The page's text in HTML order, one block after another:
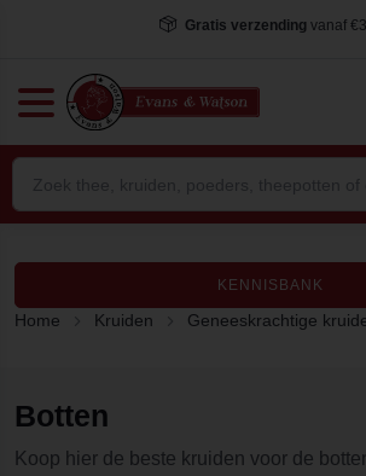
Gratis verzending vanaf
KENNISBANK
Home Kruiden Geneeskrachtige
Botten
Koop hier de beste kruiden voor de